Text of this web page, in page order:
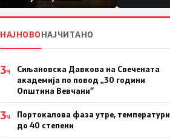
првачиња помалку
НАЈНОВОНАЈЧИТАНО
3Ч
Сиљановска Давкова на Свечената
академија по повод „30 години
Општина Вевчани“
3Ч
Портокалова фаза утре, температури
до 40 степени